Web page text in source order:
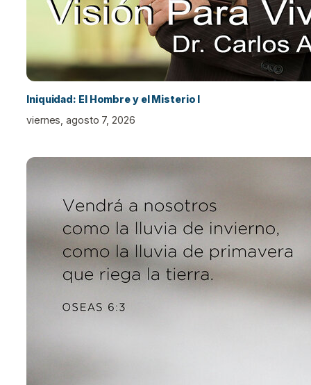
Iniquidad: El Hombre y el Misterio I
viernes, agosto 7, 2026